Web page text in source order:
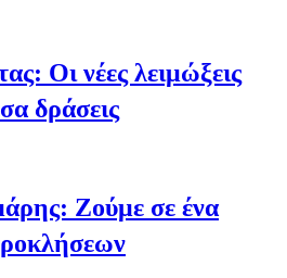
Οι νέες λειμώξεις
δράσεις
Ζούμε σε ένα